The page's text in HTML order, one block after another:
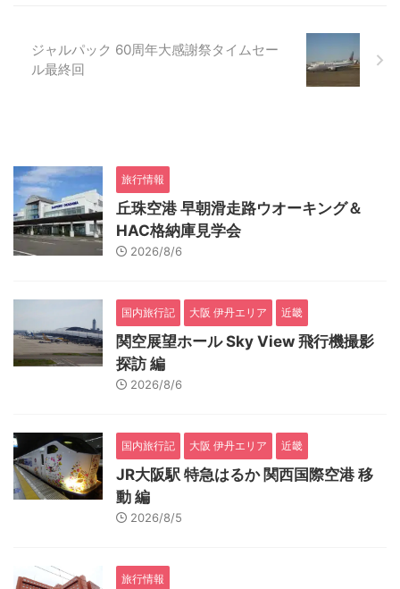
ジャルパック 60周年大感謝祭タイムセー
ル最終回
旅行情報
丘珠空港 早朝滑走路ウオーキング＆
HAC格納庫見学会
2026/8/6
国内旅行記 大阪 伊丹エリア 近畿
関空展望ホール Sky View 飛行機撮影
探訪 編
2026/8/6
国内旅行記 大阪 伊丹エリア 近畿
JR大阪駅 特急はるか 関西国際空港 移
動 編
2026/8/5
旅行情報